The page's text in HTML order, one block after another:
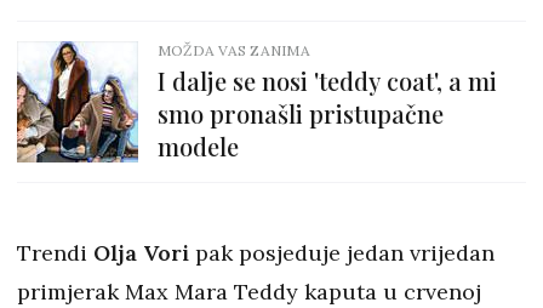
MOŽDA VAS ZANIMA
I dalje se nosi 'teddy coat', a mi
smo pronašli pristupačne
modele
Trendi Olja Vori pak posjeduje jedan vrijedan
primjerak Max Mara Teddy kaputa u crvenoj